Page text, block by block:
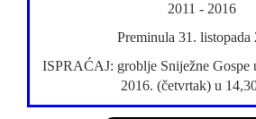
2011 - 2016
Preminula 31. listopada
ISPRAĆAJ: groblje Sniježne Gospe
2016. (četvrtak) u